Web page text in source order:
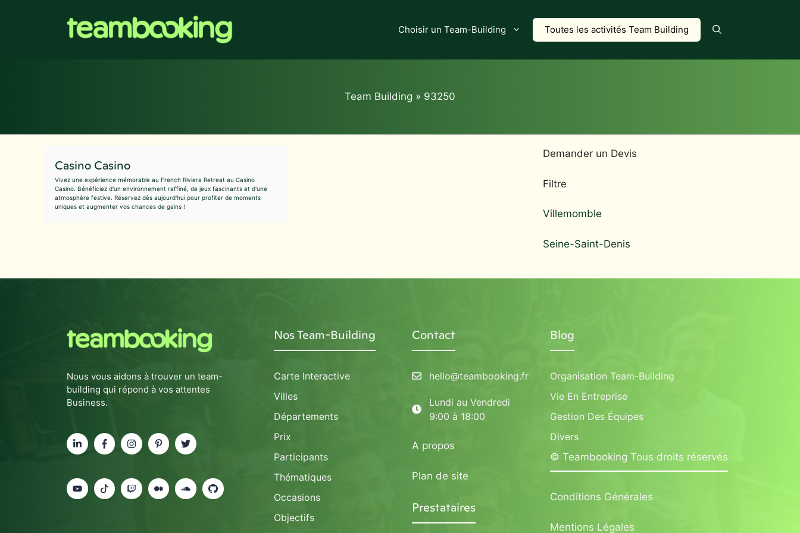
Choisir un Team-Building Toutes les activités Team Building
Team Building » 93250
Casino Casino
Vivez une expérience mémorable au French Riviera Retreat au Casino
Casino. Bénéficiez d'un environnement raffiné, de jeux fascinants et d'une
atmosphère festive. Réservez dès aujourd'hui pour profiter de moments
uniques et augmenter vos chances de gains !
Demander un Devis
Filtre
Villemomble
Seine-Saint-Denis
Nous vous aidons à trouver un team-
building qui répond à vos attentes
Business.
Nos Team-Building
Carte Interactive
Villes
Départements
Prix
Participants
Thématiques
Occasions
Objectifs
Contact
hello@teambooking.fr
Lundi au Vendredi
9:00 à 18:00
A propos
Plan de site
Prestataires
Blog
Organisation Team-Building
Vie En Entreprise
Gestion Des Équipes
Divers
© Teambooking Tous droits réservés
Conditions Générales
Mentions Légales